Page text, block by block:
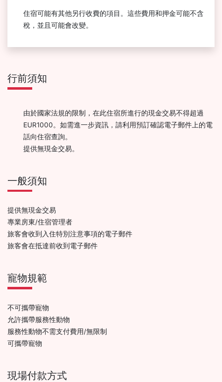
住宿可能有其他另行收費的項目。這些費用和押金可能不含
稅，並且可能會改變。
行前須知
由於國家法規的限制，在此住宿所進行的現金交易不得超過
EUR1000。如需進一步資訊，請利用預訂確認電子郵件上的電
話向住宿查詢。
提供無現金交易。
一般須知
提供無現金交易
專業房東/住宿管理者
旅客會收到入住特別注意事項的電子郵件
旅客會在抵達前收到電子郵件
寵物規範
不可攜帶寵物
允許攜帶服務性動物
服務性動物不需支付費用/無限制
可攜帶寵物
現場付款方式